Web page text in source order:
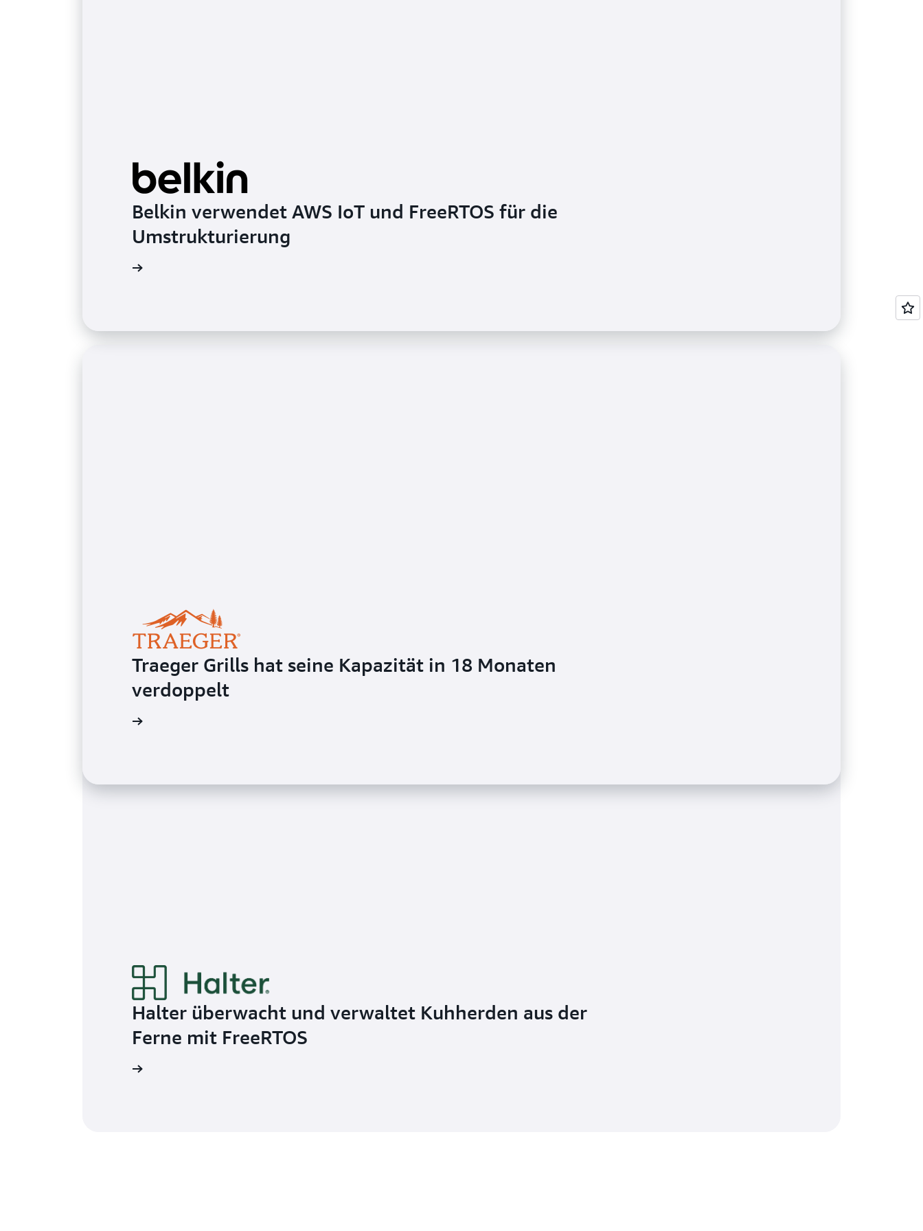
Belkin verwendet AWS IoT und FreeRTOS für die
Umstrukturierung
Traeger Grills hat seine Kapazität in 18 Monaten
verdoppelt
Halter überwacht und verwaltet Kuhherden aus der
Ferne mit FreeRTOS